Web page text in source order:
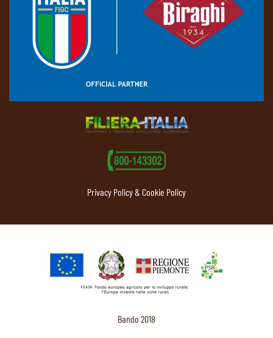
Privacy Policy & Cookie Policy
Bando 2018